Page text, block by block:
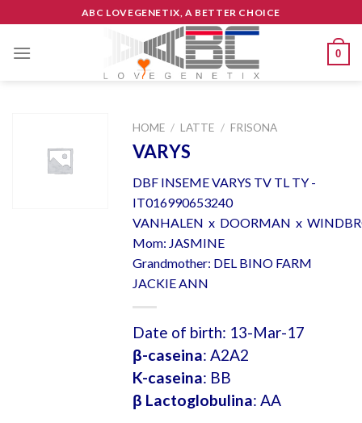
to
content
ABC LOVEGENETIX, A BETTER CHOICE
0
HOME / LATTE / FRISONA
VARYS
DBF INSEME VARYS TV TL TY -
IT016990653240
VANHALEN x DOORMAN x
Mom: JASMINE
Grandmother: DEL BINO FARM
JACKIE ANN
Date of birth: 13-Mar-17
β-caseina: A2A2
K-caseina: BB
β Lactoglobulina: AA